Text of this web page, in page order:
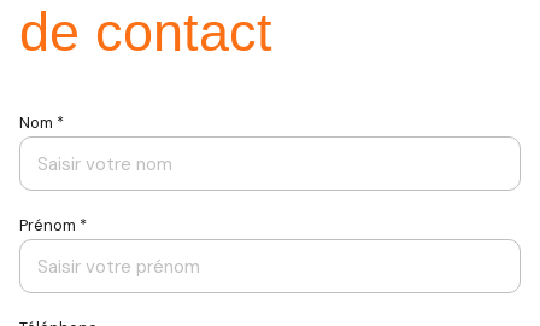
de contact
Nom *
Prénom *